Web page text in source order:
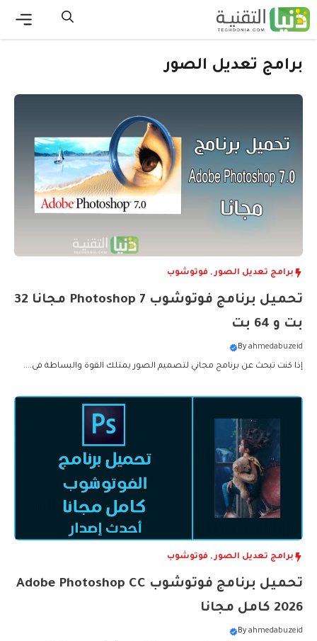
انتقل
إلى
برامج تعديل الصور
برامج تعديل الصور, فوتوشوب
تحميل برنامج فوتوشوب 7 Photoshop مجانا 32
بت و 64 بت
Byahmedabuzeid
إذا كنت تبحث عن برنامج مجاني لتصميم الصور يمتلك القوة والبساطة فى....
برامج تعديل الصور, فوتوشوب
تحميل برنامج فوتوشوب Adobe Photoshop CC
2026 كامل مجانا
Byahmedabuzeid